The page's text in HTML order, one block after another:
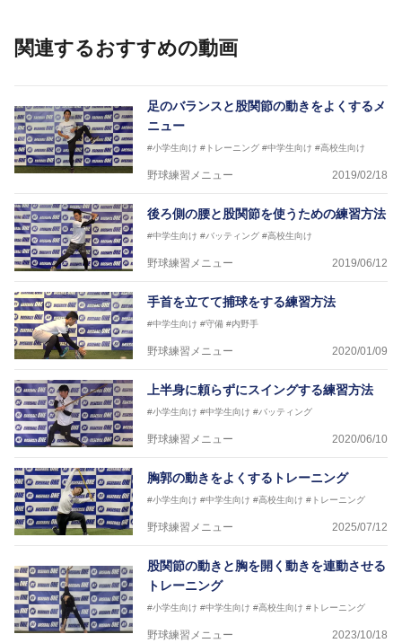
関連するおすすめの動画
足のバランスと股関節の動きをよくするメ
ニュー
#小学生向け #トレーニング #中学生向け #高校生向け
野球練習メニュー 2019/02/18
後ろ側の腰と股関節を使うための練習方法
#中学生向け #バッティング #高校生向け
野球練習メニュー 2019/06/12
手首を立てて捕球をする練習方法
#中学生向け #守備 #内野手
野球練習メニュー 2020/01/09
上半身に頼らずにスイングする練習方法
#小学生向け #中学生向け #バッティング
野球練習メニュー 2020/06/10
胸郭の動きをよくするトレーニング
#小学生向け #中学生向け #高校生向け #トレーニング
野球練習メニュー 2025/07/12
股関節の動きと胸を開く動きを連動させる
トレーニング
#小学生向け #中学生向け #高校生向け #トレーニング
野球練習メニュー 2023/10/18